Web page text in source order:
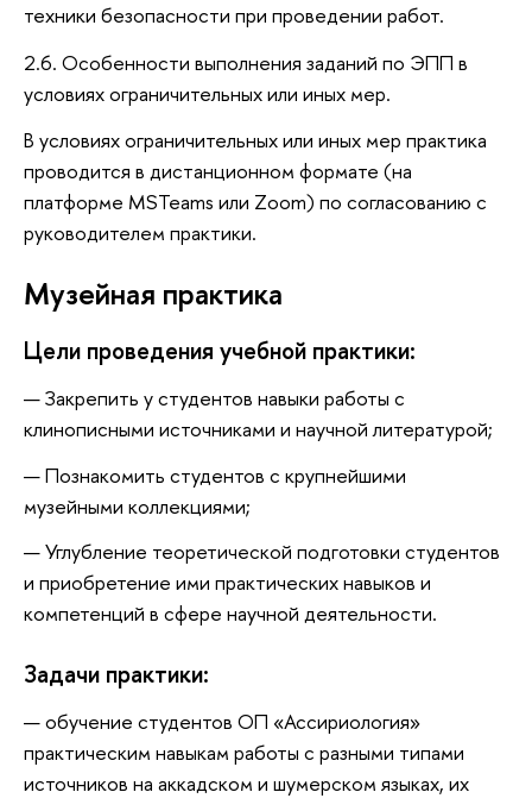
техники безопасности при проведении работ.
2.6. Особенности выполнения заданий по ЭПП в
условиях ограничительных или иных мер.
В условиях ограничительных или иных мер практика
проводится в дистанционном формате (на
платформе MSTeams или Zoom) по согласованию с
руководителем практики.
Музейная практика
Цели проведения учебной практики:
Закрепить у студентов навыки работы с
клинописными источниками и научной литературой;
Познакомить студентов с крупнейшими
музейными коллекциями;
Углубление теоретической подготовки студентов
и приобретение ими практических навыков и
компетенций в сфере научной деятельности.
Задачи практики:
обучение студентов ОП «Ассириология»
практическим навыкам работы с разными типами
источников на аккадском и шумерском языках, их